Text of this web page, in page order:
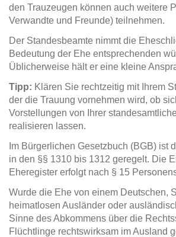
den Trauzeugen können auch weitere
Verwandte und Freunde) teilnehmen.
Der Standesbeamte nimmt die
Bedeutung der Ehe entsprechenden
Üblicherweise hält er eine kleine
Tipp: Klären Sie rechtzeitig mit Ihrem
der die Trauung vornehmen wird, ob
Vorstellungen von Ihrer
realisieren lassen.
Im Bürgerlichen Gesetzbuch (BGB) ist
in den §§ 1310 bis 1312 geregelt. Die
Eheregister erfolgt nach § 15
Wurde die Ehe von einem Deutschen,
heimatlosen Ausländer oder
Sinne des Abkommens über die
Flüchtlinge rechtswirksam im Ausland